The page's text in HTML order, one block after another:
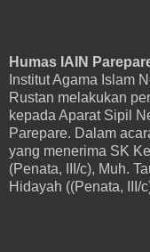
Humas IAIN
Institut Agama Islam
Rustan melakukan
kepada Aparat Sipil
Parepare. Dalam
yang menerima SK
(Penata, III/c), Muh.
Hidayah ((Penata, III/